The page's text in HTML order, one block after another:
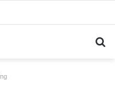
Jugendlichen